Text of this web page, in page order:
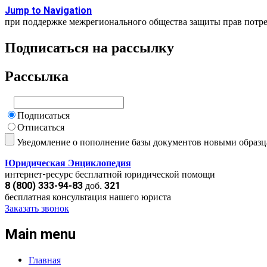
Jump to Navigation
при поддержке межрегионального общества защиты прав
Подписаться на рассылку
Рассылка
Подписаться
Отписаться
Уведомление о пополнение базы документов новыми
Юридическая Энциклопедия
интернет-ресурс бесплатной юридической помощи
8 (800) 333-94-83 доб. 321
бесплатная консультация нашего юриста
Заказать звонок
Main menu
Главная